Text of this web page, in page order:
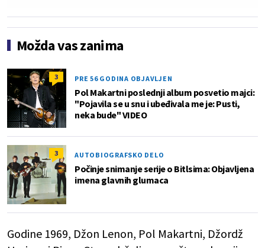
Možda vas zanima
3 PRE 56 GODINA OBJAVLJEN
Pol Makartni poslednji album posvetio majci:
"Pojavila se u snu i ubeđivala me je: Pusti,
neka bude" VIDEO
3 AUTOBIOGRAFSKO DELO
Počinje snimanje serije o Bitlsima: Objavljena
imena glavnih glumaca
Godine 1969, Džon Lenon, Pol Makartni, Džordž